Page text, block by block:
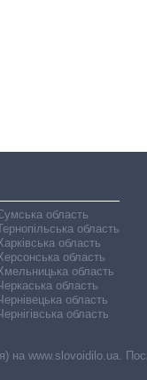
область
область
область
область
область
область
область
область
на www.slovoidilo.ua.